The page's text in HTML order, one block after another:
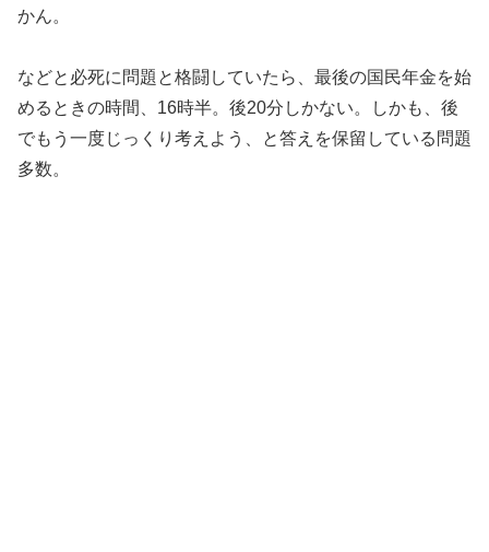
かん。
などと必死に問題と格闘していたら、最後の国民年金を始
めるときの時間、16時半。後20分しかない。しかも、後
でもう一度じっくり考えよう、と答えを保留している問題
多数。